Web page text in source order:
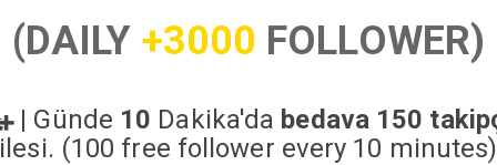
(DAILY +3000 FOLLOWER)
| Günde 10 Dakika'da bedava 150
(100 free follower every 10 minutes)